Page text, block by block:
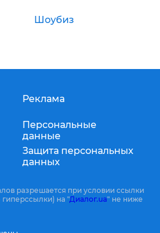
Шоубиз
Реклама
Персональные
данные
Защита персональных
данных
разрешается при условии ссылки
на "Диалог.ua" не ниже